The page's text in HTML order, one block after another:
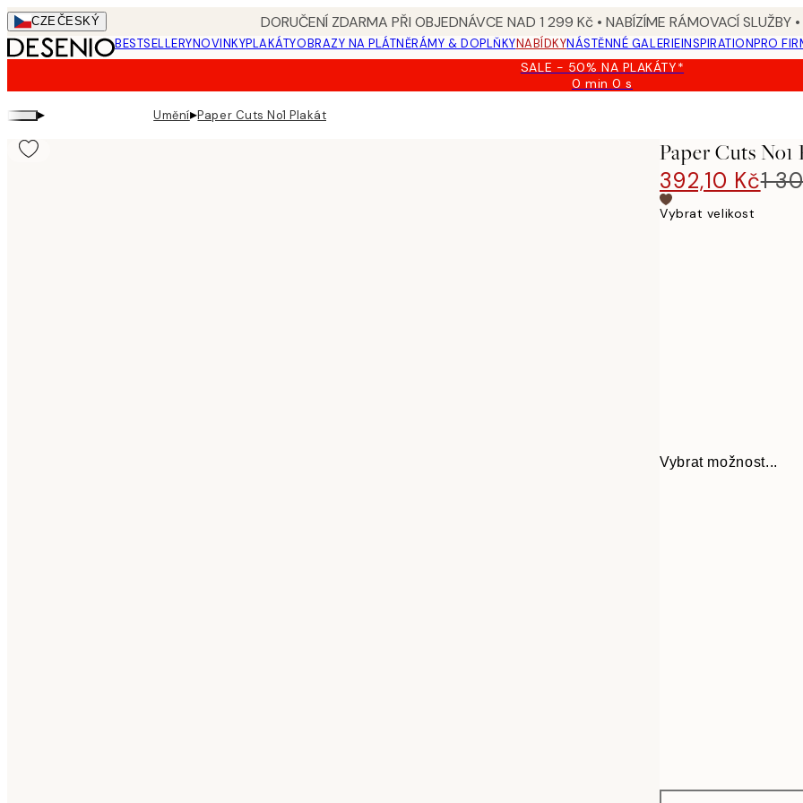
Skip
to
main
CZEČESKÝ DORUČENÍ ZDARMA PŘI OBJEDNÁVCE NAD 1 299 Kč • NABÍZÍME RÁMOVACÍ SLUŽBY
BESTSELLERYNOVINKYPLAKÁTYOBRAZY NA PLÁTNĚRÁMY & DOPLŇKYNABÍDKYNÁSTĚNNÉ GALERIEINSPIRATIONPRO
SALE - 50% NA PLAKÁTY*
0 min0 s
Platné
▸ Umění▸Paper Cuts No1 Plakát
Paper Cuts No1
392,10 Kč1
Vybrat velikost
Vybrat možnost...